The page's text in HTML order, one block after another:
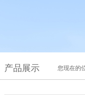
产品展示 您现在的